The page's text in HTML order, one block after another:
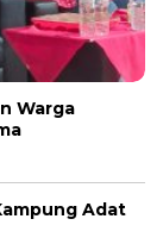
Warga
Adat